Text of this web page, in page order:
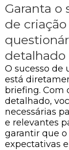
Garanta o
de
detalhado
O sucesso de
está
briefing. Com
detalhado,
necessárias
e relevantes
garantir que
expectativas